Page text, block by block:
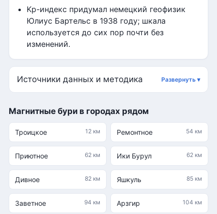
Kp-индекс придумал немецкий геофизик
Юлиус Бартельс в 1938 году; шкала
используется до сих пор почти без
изменений.
Источники данных и методика
Магнитные бури в городах рядом
Троицкое 12 км Ремонтное 54 км
Приютное 62 км Ики Бурул 62 км
Дивное 82 км Яшкуль 85 км
Заветное 94 км Арзгир 104 км